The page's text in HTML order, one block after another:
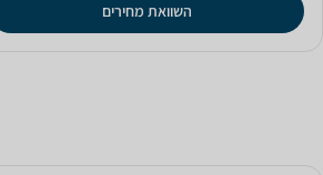
השוואת מחירים